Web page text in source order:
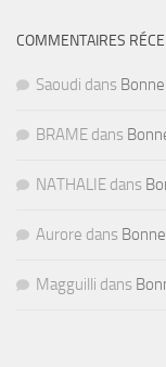
COMMENTAIRES
Saoudi dans
BRAME dans
NATHALIE dans
Aurore dans
Magguilli dans